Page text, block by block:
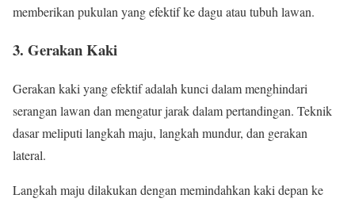
memberikan pukulan yang efektif ke dagu atau tubuh lawan.
3. Gerakan Kaki
Gerakan kaki yang efektif adalah kunci dalam menghindari
serangan lawan dan mengatur jarak dalam pertandingan. Teknik
dasar meliputi langkah maju, langkah mundur, dan gerakan
lateral.
Langkah maju dilakukan dengan memindahkan kaki depan ke